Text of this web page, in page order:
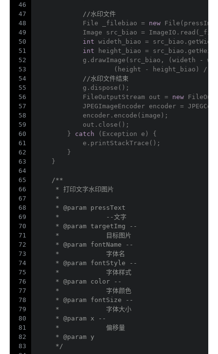
46
47
48
49
50
51
52
53
54
55
56
57
58
59
60
61
62
63
64
65
66
67
68
69
70
71
72
73
74
75
76
77
78
79
80
81
82
83
//水印文件
            File _filebiao =
new
Image src_biao =
int wideth_biao =
int height_biao =
g.drawImage(src_biao, (wideth -
                    (height - height_biao) /
//水印文件结束
            g.dispose();
            FileOutputStream out =
new
JPEGImageEncoder encoder =
            encoder.encode(image);
            out.close();
        }
catch (Exception e) {
            e.printStackTrace();
        }
    }
/**
     * 打印文字水印图片
     *
     *
@param pressText
     *            --文字
     *
@param targetImg --
     *            目标图片
     *
@param fontName --
     *            字体名
     *
@param fontStyle --
     *            字体样式
     *
@param color --
     *            字体颜色
     *
@param fontSize --
     *            字体大小
     *
@param x --
     *            偏移量
     *
@param y
     */